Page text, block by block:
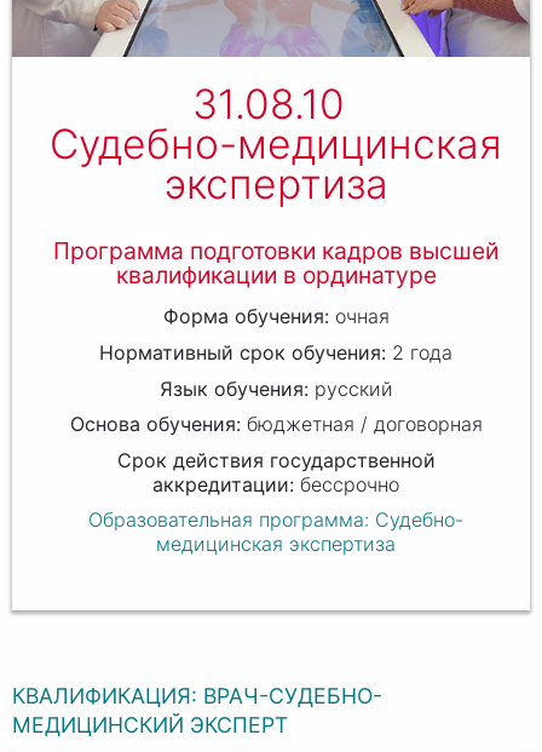
31.08.10
Судебно-медицинская
экспертиза
Программа подготовки кадров высшей
квалификации в ординатуре
очная
2 года
русский
бюджетная / договорная
бессрочно
Образовательная программа: Судебно-
медицинская экспертиза
КВАЛИФИКАЦИЯ: ВРАЧ-СУДЕБНО-
МЕДИЦИНСКИЙ ЭКСПЕРТ